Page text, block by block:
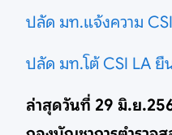
ปลัด มท.แจ้งความ
ปลัด มท.โต้ CSI LA ยื
ล่าสุดวันที่ 29 มิ.ย